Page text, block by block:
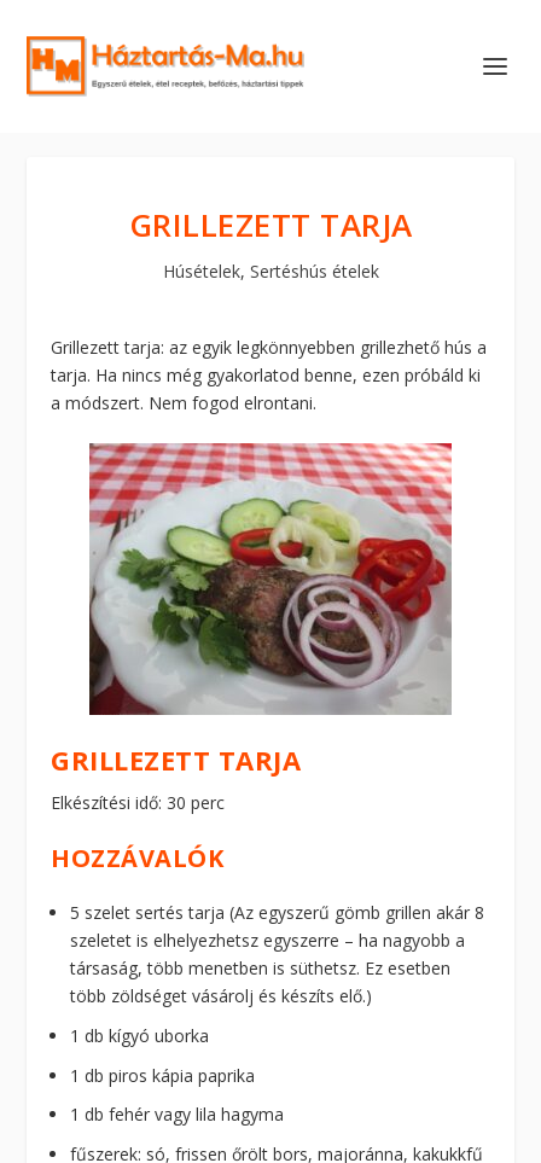
GRILLEZETT TARJA
Húsételek, Sertéshús ételek
Grillezett tarja: az egyik legkönnyebben grillezhető hús a
tarja. Ha nincs még gyakorlatod benne, ezen próbáld ki
a módszert. Nem fogod elrontani.
GRILLEZETT TARJA
Elkészítési idő: 30 perc
HOZZÁVALÓK
5 szelet sertés tarja (Az egyszerű gömb grillen akár 8
szeletet is elhelyezhetsz egyszerre – ha nagyobb a
társaság, több menetben is süthetsz. Ez esetben
több zöldséget vásárolj és készíts elő.)
1 db kígyó uborka
1 db piros kápia paprika
1 db fehér vagy lila hagyma
fűszerek: só, frissen őrölt bors, majoránna, kakukkfű